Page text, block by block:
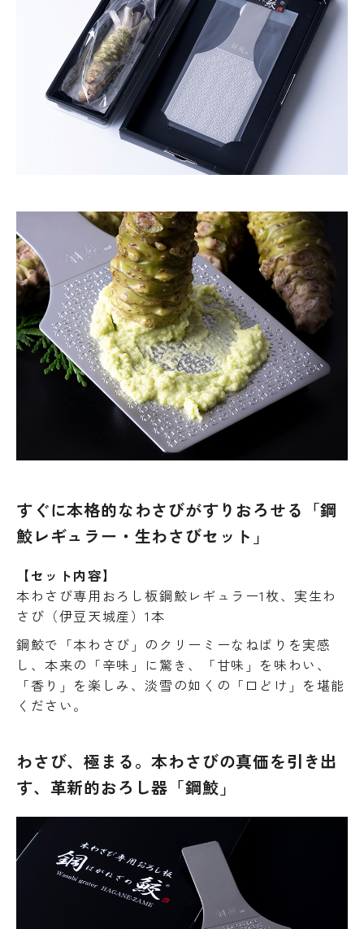
すぐに本格的なわさびがすりおろせる「鋼
鮫レギュラー・生わさびセット」
【セット内容】
本わさび専用おろし板鋼鮫レギュラー1枚、実生わ
さび（伊豆天城産）1本
鋼鮫で「本わさび」のクリーミーなねばりを実感
し、本来の「辛味」に驚き、「甘味」を味わい、
「香り」を楽しみ、淡雪の如くの「口どけ」を堪能
ください。
わさび、極まる。本わさびの真価を引き出
す、革新的おろし器「鋼鮫」